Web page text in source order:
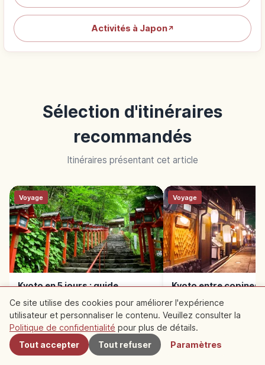
Activités à Japon↗
Sélection d'itinéraires
recommandés
Itinéraires présentant cet article
Voyage
Kyoto en 5 jours : guide
complet et détendu
Voyage
Kyoto entre copines
photos, cafés et
À proximité
Ce site utilise des cookies pour améliorer l'expérience
utilisateur et personnaliser le contenu. Veuillez consulter la
Politique de confidentialité pour plus de détails.
Tout accepter
Tout refuser Paramètres